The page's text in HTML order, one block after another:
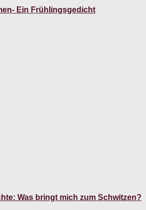
Ein Frühlingsgedicht
Was bringt mich zum Schwitzen?